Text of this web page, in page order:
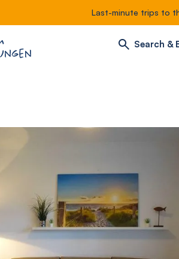
Last-minute trips to
Search &